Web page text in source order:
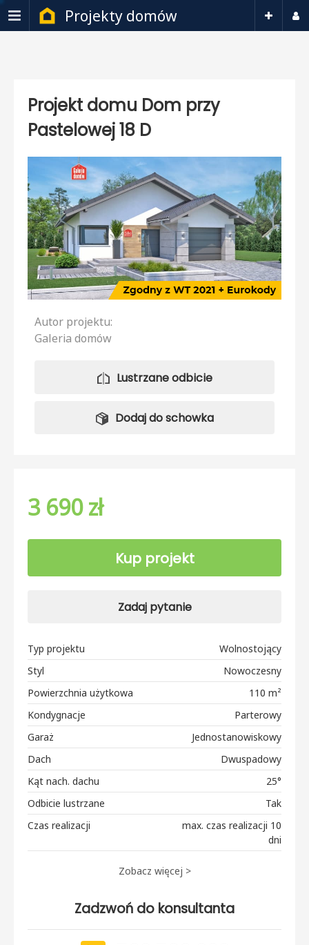
Projekty domów
Projekt domu Dom przy
Pastelowej 18 D
Autor projektu:
Galeria domów
Lustrzane odbicie
Dodaj do schowka
3 690 zł
Kup projekt
Zadaj pytanie
Typ projektu
Wolnostojący
Styl
Nowoczesny
Powierzchnia użytkowa
110 m²
Kondygnacje
Parterowy
Garaż
Jednostanowiskowy
Dach
Dwuspadowy
Kąt nach. dachu
25°
Odbicie lustrzane
Tak
Czas realizacji
max. czas realizacji 10
dni
Zobacz więcej >
Zadzwoń do konsultanta